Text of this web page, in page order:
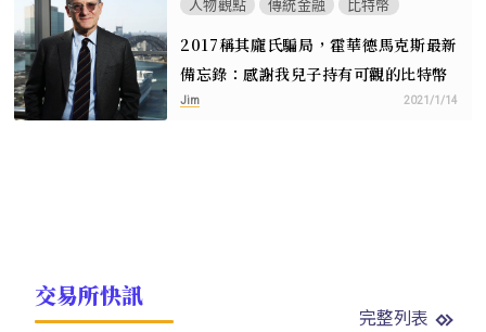
人物觀點 傳統金融 比特幣
2017稱其龐氏騙局，霍華德馬克斯最新
備忘錄：感謝我兒子持有可觀的比特幣
Jim 2021/1/14
交易所快訊
完整列表